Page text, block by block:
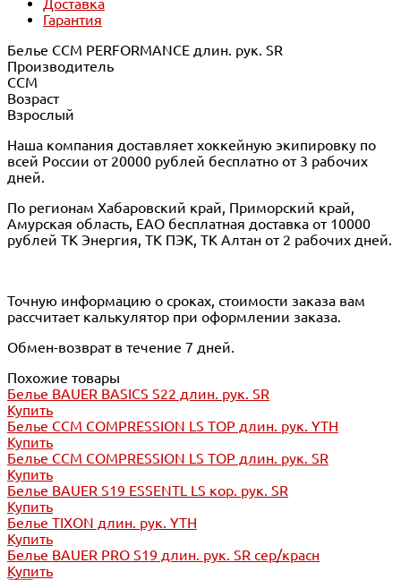
Доставка
Гарантия
Белье CCM PERFORMANCE длин. рук. SR
Производитель
CCM
Возраст
Взрослый
Наша компания доставляет хоккейную экипировку по
всей России от 20000 рублей бесплатно от 3 рабочих
дней.
По регионам Хабаровский край, Приморский край,
Амурская область, ЕАО бесплатная доставка от 10000
рублей ТК Энергия, ТК ПЭК, ТК Алтан от 2 рабочих дней.
Точную информацию о сроках, стоимости заказа вам
рассчитает калькулятор при оформлении заказа.
Обмен-возврат в течение 7 дней.
Похожие товары
Белье BAUER BASICS S22 длин. рук. SR
Купить
Белье CCM COMPRESSION LS TOP длин. рук. YTH
Купить
Белье CCM COMPRESSION LS TOP длин. рук. SR
Купить
Белье BAUER S19 ESSENTL LS кор. рук. SR
Купить
Белье TIXON длин. рук. YTH
Купить
Белье BAUER PRO S19 длин. рук. SR сер/красн
Купить